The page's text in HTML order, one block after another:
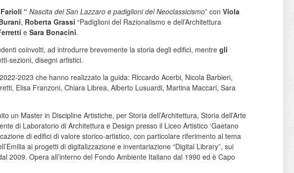
“ Nascita del San Lazzaro e padiglioni del Neoclassicismo” con Viola
, Roberta Grassi “Padiglioni del Razionalismo e dell’Architettura
e Sara Bonacini.
coinvolti, ad introdurre brevemente la storia degli edifici, mentre gli
sezioni, disegni artistici.
2023 che hanno realizzato la guida: Riccardo Acerbi, Nicola Barbieri,
Elisa Franzoni, Chiara Librea, Alberto Lusuardi, Martina Maccari, Sara
un Master in Discipline Artistiche, per Storia dell’Architettura, Storia dell’Arte
di Laboratorio di Architettura e Design presso il Liceo Artistico ‘Gaetano
di edifici di valore storico-artistico, con particolare riferimento al tema
ai progetti di digitalizzazione e inventariazione “Digital Library”, sui
2009. Opera all’interno del Fondo Ambiente Italiano dal 1990 ed è Capo